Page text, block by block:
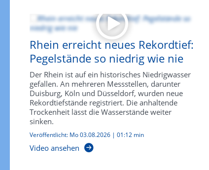
Rhein erreicht neues Rekordtief:
Pegelstände so niedrig wie nie
Der Rhein ist auf ein historisches Niedrigwasser
gefallen. An mehreren Messstellen, darunter
Duisburg, Köln und Düsseldorf, wurden neue
Rekordtiefstände registriert. Die anhaltende
Trockenheit lässt die Wasserstände weiter
sinken.
Veröffentlicht: Mo 03.08.2026 | 01:12 min
Video ansehen